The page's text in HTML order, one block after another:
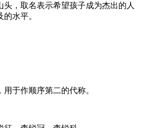
头，取名表示希望孩子成为杰出的人
水平。
于作顺序第二的代称。